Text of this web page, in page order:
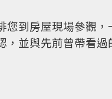
到房屋現場參觀
並與先前曾帶看